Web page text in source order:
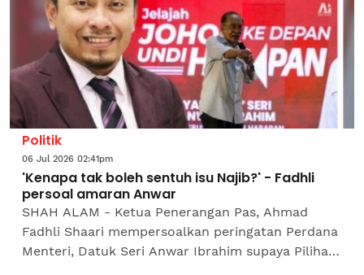
Politik
06 Jul 2026 02:41pm
'Kenapa tak boleh sentuh isu Najib?' - Fadhli
persoal amaran Anwar
SHAH ALAM - Ketua Penerangan Pas, Ahmad
Fadhli Shaari mempersoalkan peringatan Perdana
Menteri, Datuk Seri Anwar Ibrahim supaya Pilihan